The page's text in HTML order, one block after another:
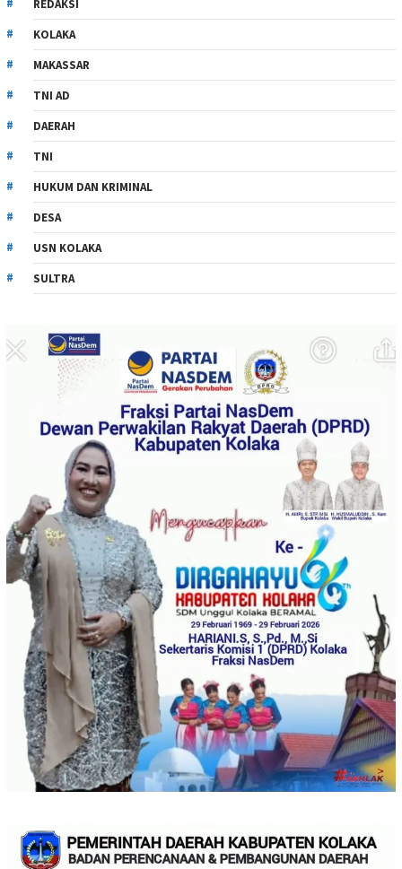
REDAKSI
KOLAKA
MAKASSAR
TNI AD
DAERAH
TNI
HUKUM DAN KRIMINAL
DESA
USN KOLAKA
SULTRA